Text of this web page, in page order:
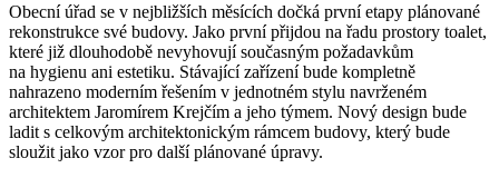
Obecní úřad se v nejbližších měsících dočká první etapy plánované
rekonstrukce své budovy. Jako první přijdou na řadu prostory toalet,
které již dlouhodobě nevyhovují současným požadavkům
na hygienu ani estetiku. Stávající zařízení bude kompletně
nahrazeno moderním řešením v jednotném stylu navrženém
architektem Jaromírem Krejčím a jeho týmem. Nový design bude
ladit s celkovým architektonickým rámcem budovy, který bude
sloužit jako vzor pro další plánované úpravy.